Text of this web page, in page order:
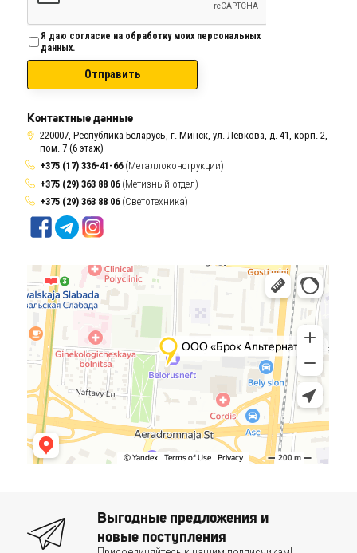
Я даю согласие на обработку моих персональных
данных.
Отправить
Контактные данные
220007, Республика Беларусь, г. Минск, ул. Левкова, д. 41, корп. 2,
пом. 7 (6 этаж)
+375 (17) 336-41-66 (Металлоконструкции)
+375 (29) 363 88 06(Метизный отдел)
+375 (29) 363 88 06(Светотехника)
Выгодные предложения и
новые поступления